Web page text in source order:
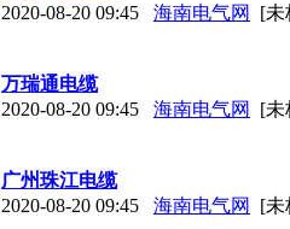
2020-08-20 09:45
海南电气网 [未
万瑞通电缆
2020-08-20 09:45
海南电气网 [未
广州珠江电缆
2020-08-20 09:45
海南电气网 [未